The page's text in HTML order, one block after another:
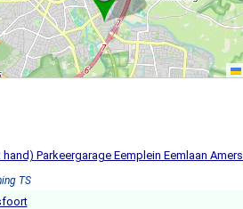
Parkeergarage Eemplein Eemlaan
TS